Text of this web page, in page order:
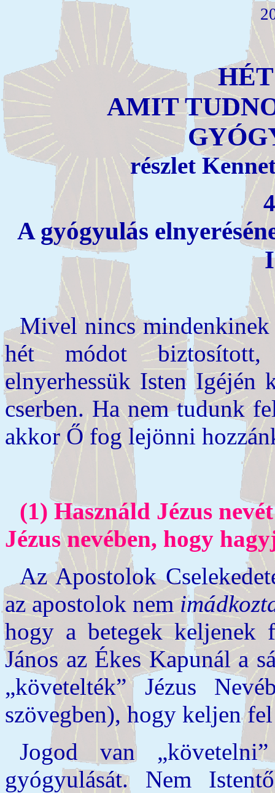
AMIT
részlet
A gyógyulás
Mivel nincs mindenkinek
hét módot
elnyerhessük Isten Igéjén
cserben. Ha nem tudunk
akkor Ő fog lejönni
(1) Használd Jézus
Jézus nevében, hogy
Az Apostolok
az apostolok nem
hogy a betegek keljenek
János az Ékes Kapunál a
„követelték” Jézus
szövegben), hogy keljen
Jogod van
gyógyulását. Nem